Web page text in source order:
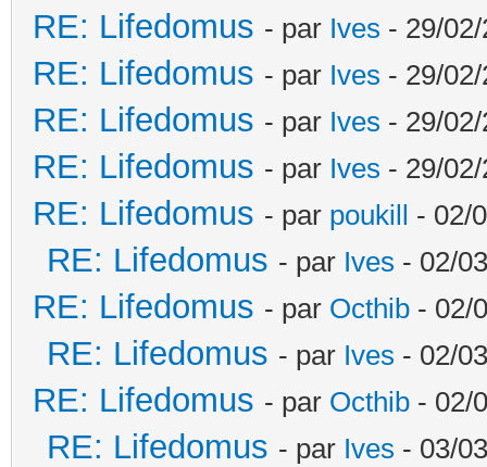
RE: Lifedomus - par Ives - 29/
RE: Lifedomus - par Ives - 29/
RE: Lifedomus - par Ives - 29/
RE: Lifedomus - par Ives - 29/
RE: Lifedomus - par poukill - 02/
RE: Lifedomus - par Ives - 02/
RE: Lifedomus - par Octhib - 02/
RE: Lifedomus - par Ives - 02/
RE: Lifedomus - par Octhib - 02/
RE: Lifedomus - par Ives - 03/